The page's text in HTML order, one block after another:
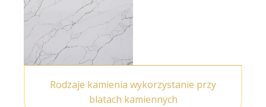
Rodzaje kamienia wykorzystanie przy
blatach kamiennych